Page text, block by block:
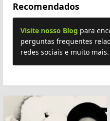
Recomendados
Visite nosso Blog para
perguntas frequentes
redes sociais e muito mais.